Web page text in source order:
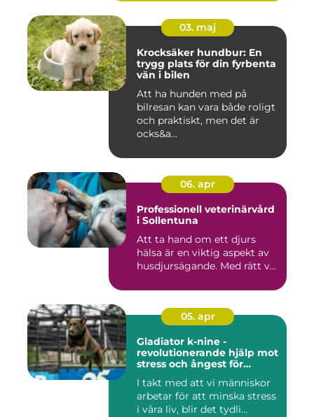
03. maj
Krocksäker hundbur: En
trygg plats för din fyrbenta
vän i bilen
Att ha hunden med på
bilresan kan vara både roligt
och praktiskt, men det är
ocks&a...
06. apr
Professionell veterinärvård
i Sollentuna
Att ta hand om ett djurs
hälsa är en viktig aspekt av
husdjursägande. Med rätt v...
05. apr
Gladiator k-nine -
revolutionerande hjälp mot
stress och ångest för
I takt med att vi människor
arbetar för att minska stress
i våra liv, blir det tydli...